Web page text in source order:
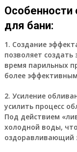
Особенности
для бани:
1. Создание
позволяет создать
время парильных
более
2. Усиление
усилить процесс
Под действием
холодной воды,
оздоравливающий